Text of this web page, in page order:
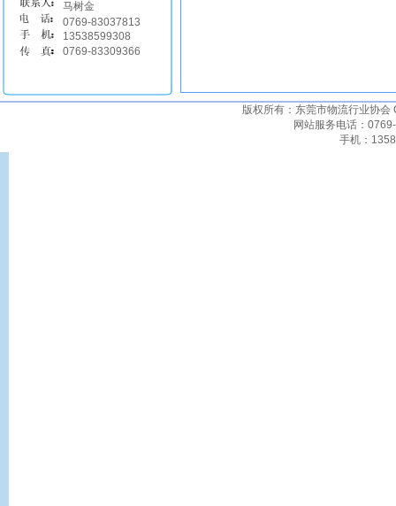
马树金
0769-83037813
13538599308
0769-83309366
版权所有：东莞市物流行业协
网站服务电话：
手机：